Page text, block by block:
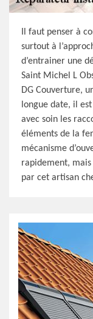
Il faut penser à
surtout à
d’entrainer une
Saint Michel L
DG Couverture,
longue date, il
avec soin les
éléments de la
mécanisme
rapidement,
par cet artisan